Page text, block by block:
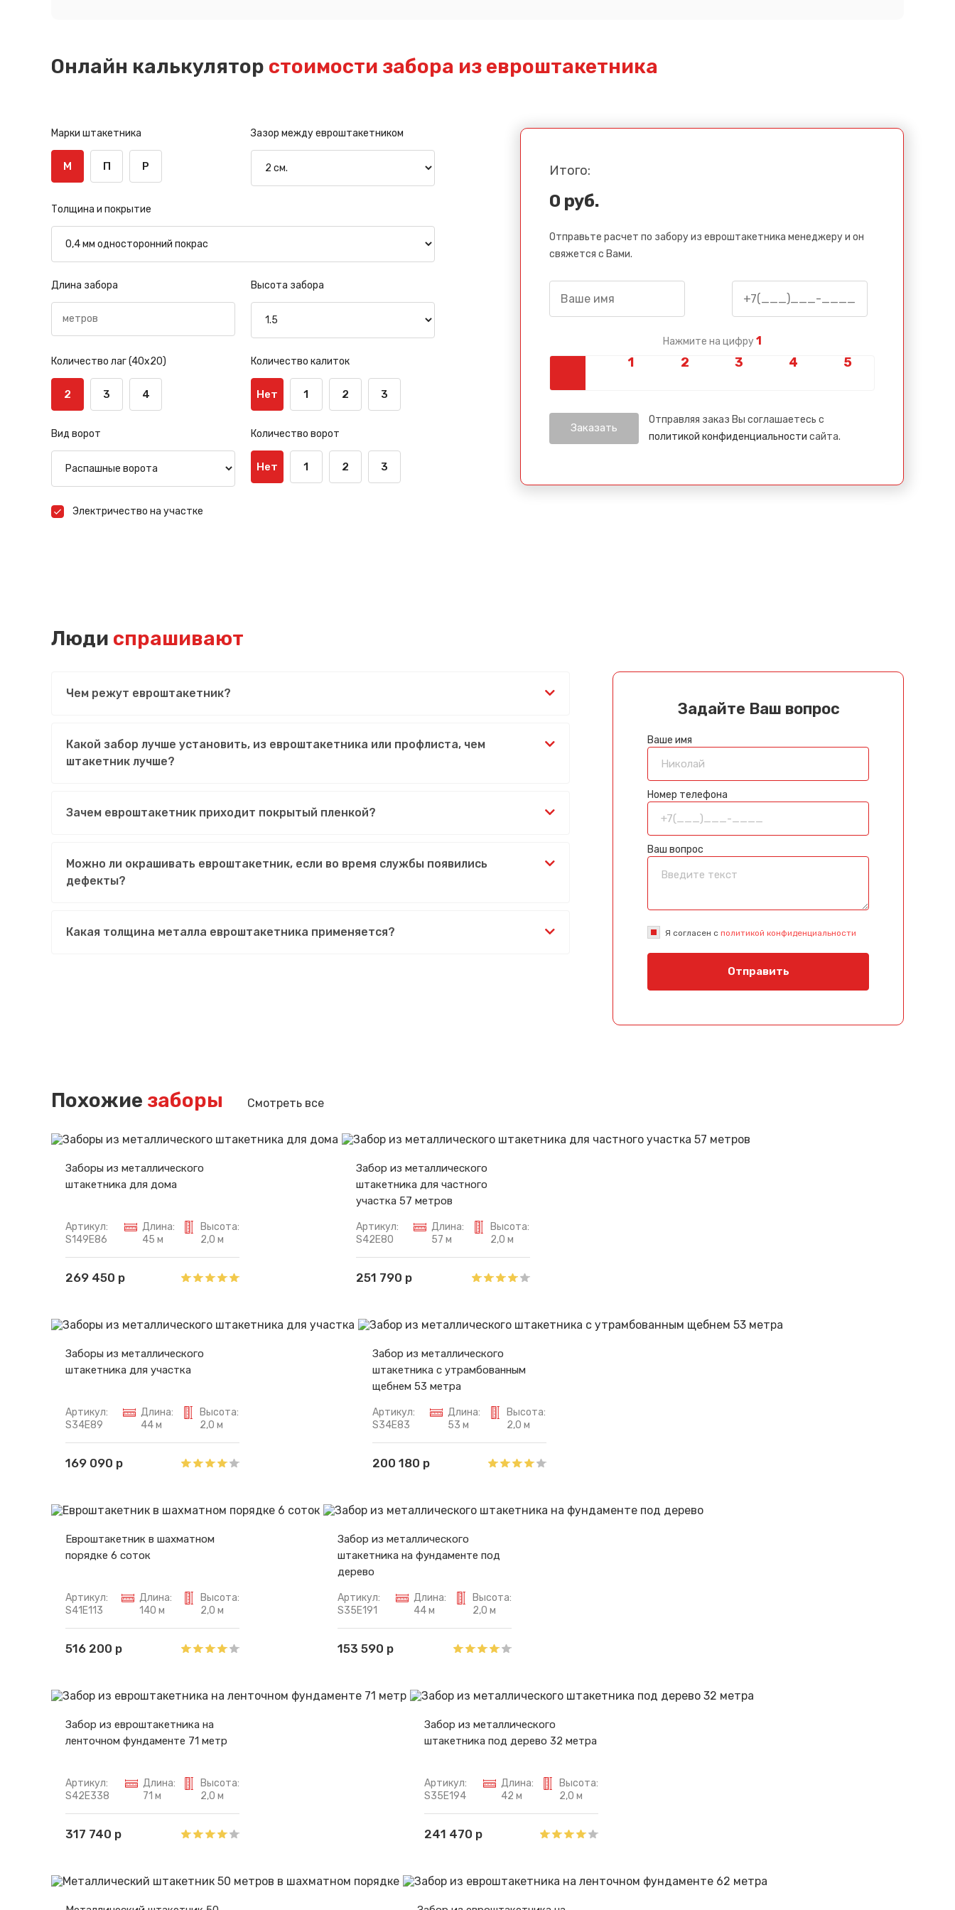
Онлайн калькулятор стоимости забора из евроштакетника
Марки штакетника
М П Р
Зазор между евроштакетником
Толщина и покрытие
Длина забора Высота забора
Количество лаг (40х20)
2 3 4
Количество калиток
Нет 1 2 3
Вид ворот Количество ворот
Нет 1 2 3
Электричество на участке
Итого:
0 руб.
Отправьте расчет по забору из евроштакетника менеджеру и он
свяжется с Вами.
Нажмите на цифру 1
Отправляя заказ Вы соглашаетесь с
политикой конфиденциальности сайта.
Люди спрашивают
Чем режут евроштакетник?
Какой забор лучше установить, из евроштакетника или профлиста, чем
штакетник лучше?
Зачем евроштакетник приходит покрытый пленкой?
Можно ли окрашивать евроштакетник, если во время службы появились
дефекты?
Какая толщина металла евроштакетника применяется?
Задайте Ваш вопрос
Ваше имя
Номер телефона
Ваш вопрос
Я согласен с политикой конфиденциальности
Отправить
Похожие заборы Смотреть все
Заборы из металлического
штакетника для дома
Артикул:
S149E86
Длина:
45 м
Высота:
2,0 м
269 450 р
Забор из металлического
штакетника для частного
участка 57 метров
Артикул:
S42E80
Длина:
57 м
Высота:
2,0 м
251 790 р
Заборы из металлического
штакетника для участка
Артикул:
S34E89
Длина:
44 м
Высота:
2,0 м
169 090 р
Забор из металлического
штакетника с утрамбованным
щебнем 53 метра
Артикул:
S34E83
Длина:
53 м
Высота:
2,0 м
200 180 р
Евроштакетник в шахматном
порядке 6 соток
Артикул:
S41E113
Длина:
140 м
Высота:
2,0 м
516 200 р
Забор из металлического
штакетника на фундаменте под
дерево
Артикул:
S35E191
Длина:
44 м
Высота:
2,0 м
153 590 р
Забор из евроштакетника на
ленточном фундаменте 71 метр
Артикул:
S42E338
Длина:
71 м
Высота:
2,0 м
317 740 р
Забор из металлического
штакетника под дерево 32 метра
Артикул:
S35E194
Длина:
42 м
Высота:
2,0 м
241 470 р
Сообщение успешно отправлено